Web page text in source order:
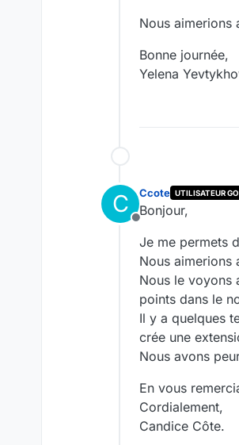
Nous aimerions
Bonne journée,
Yelena
C
Offline
Ccote UTILISATEUR
Bonjour,
Je me permets
Nous aimerions
Nous le voyons
points dans le
Il y a quelques
crée une
Nous avons
En vous
Cordialement,
Candice Côte.